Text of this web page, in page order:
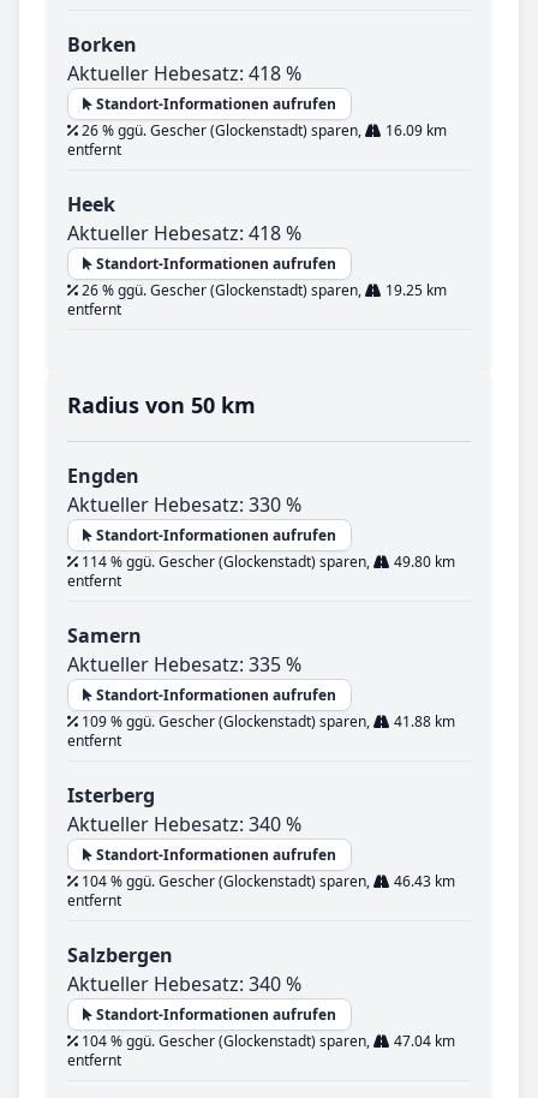
Borken
Aktueller Hebesatz: 418 %
Standort-Informationen aufrufen
26 % ggü. Gescher (Glockenstadt) sparen,
16.09 km
entfernt
Heek
Aktueller Hebesatz: 418 %
Standort-Informationen aufrufen
26 % ggü. Gescher (Glockenstadt) sparen,
19.25 km
entfernt
Radius von 50 km
Engden
Aktueller Hebesatz: 330 %
Standort-Informationen aufrufen
114 % ggü. Gescher (Glockenstadt) sparen,
49.80 km
entfernt
Samern
Aktueller Hebesatz: 335 %
Standort-Informationen aufrufen
109 % ggü. Gescher (Glockenstadt) sparen,
41.88 km
entfernt
Isterberg
Aktueller Hebesatz: 340 %
Standort-Informationen aufrufen
104 % ggü. Gescher (Glockenstadt) sparen,
46.43 km
entfernt
Salzbergen
Aktueller Hebesatz: 340 %
Standort-Informationen aufrufen
104 % ggü. Gescher (Glockenstadt) sparen,
47.04 km
entfernt